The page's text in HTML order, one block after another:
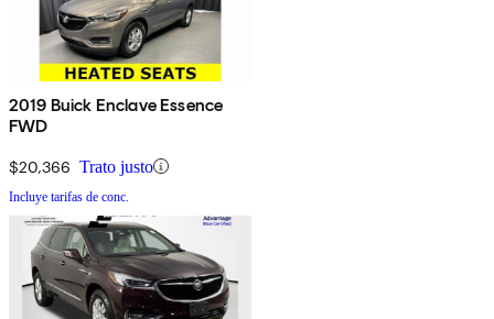
2019 Buick Enclave Essence
FWD
$20,366 Trato justo
Incluye tarifas de conc.